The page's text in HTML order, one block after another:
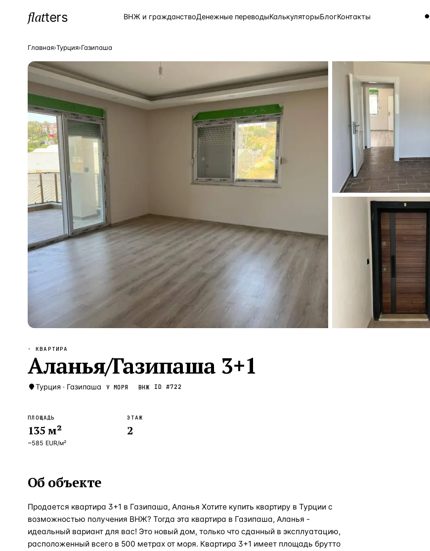
flatters ВНЖ и гражданствоДенежные переводыКалькуляторыБлогКонтакты
ПОПУЛЯРНЫЕ НАПРАВЛЕНИЯ
Турция Страна 9 143 объекта
Россия —Страна 8 554 объекта
Испания — Страна 5 430 объектов
Кипр —Страна 3 906 объектов
Таиланд —Страна 2 948 объектов
Греция —Страна 2 797 объектов
Сочи —Локация
Локация Турция · 2 556
Бангкок — Таиланд · 2 172
Локация Россия · 2 106
Стамбул Турция · 2 092
Анталия Локация Турция · 1 810
ЧАСТО ИЩУТ
Турция Россия
Греция
Главная›Турция›Газипаша
· КВАРТИРА
Аланья/Газипаша 3+1
Турция · Газипаша У МОРЯ ВНЖ ID #722
ПЛОЩАДЬ
135 м²
~585 EUR/м²
ЭТАЖ
2
Об объекте
Продается квартира 3+1 в Газипаша, Аланья Хотите купить квартиру в Турции с
возможностью получения ВНЖ? Тогда эта квартира в Газипаша, Аланья -
идеальный вариант для вас! Это новый дом, только что сданный в эксплуатацию,
расположенный всего в 500 метрах от моря. Квартира 3+1 имеет площадь брутто